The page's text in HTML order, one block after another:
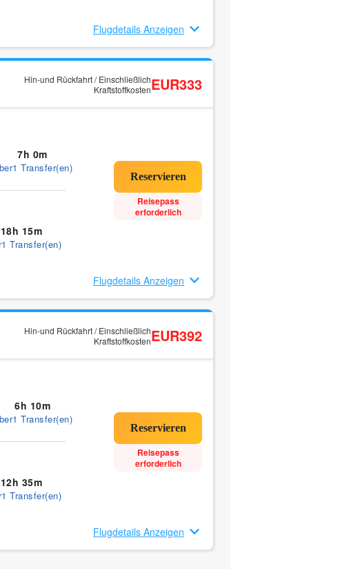
Flugdetails Anzeigen
Hin-und Rückfahrt / Einschließlich
KraftstoffkostenEUR333
7h 0m
Transfer(en)
18h 15m
Transfer(en)
Reisepass
erforderlich
Flugdetails Anzeigen
Hin-und Rückfahrt / Einschließlich
KraftstoffkostenEUR392
6h 10m
Transfer(en)
12h 35m
Transfer(en)
Reisepass
erforderlich
Flugdetails Anzeigen